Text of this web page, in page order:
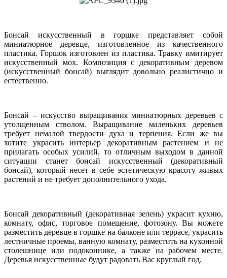
Бонсай искусственный в горшке представляет собой
миниатюрное деревце, изготовленное из качественного
пластика. Горшок изготовлен из пластика. Травку имитирует
искусственный мох. Композиция с декоративным деревом
(искусственный бонсай) выглядит довольно реалистично и
естественно.
Бонсай – искусство выращивания миниатюрных деревьев с
утолщенным стволом. Выращивание маленьких деревьев
требует немалой твердости духа и терпения. Если же вы
хотите украсить интерьер декоративным растением и не
прилагать особых усилий, то отличным выходом в данной
ситуации станет бонсай искусственный (декоративный
бонсай), который несет в себе эстетическую красоту живых
растений и не требует дополнительного ухода.
Бонсай декоративный (декоративная зелень) украсит кухню,
комнату, офис, торговое помещение, фотозону. Вы можете
разместить деревце в горшке на балконе или террасе, украсить
лестничные проемы, ванную комнату, разместить на кухонной
столешнице или подоконнике, а также на рабочем месте.
Деревья искусственные будут радовать Вас круглый год.